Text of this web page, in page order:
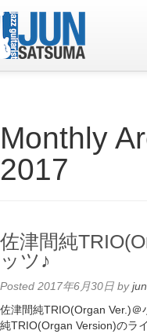
Live Schedule
Discography
Contact
YouTube
Online Lesson
Monthly
2017
佐津間純
ッツ♪
Posted 2017年6月30日 by
佐津間純TRIO(Organ Ver.)＠
純TRIO(Organ Version)のラ